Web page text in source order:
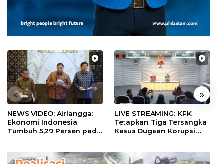
« »
NEWS VIDEO: Airlangga:
Ekonomi Indonesia
Tumbuh 5,29 Persen pada
LIVE STREAMING: KPK
Tetapkan Tiga Tersangka
Kasus Dugaan Korupsi